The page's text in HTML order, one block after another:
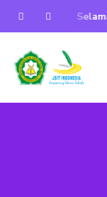
Selamat Datang